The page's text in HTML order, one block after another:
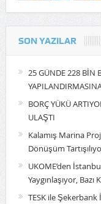
SON YAZILAR
25 GÜNDE 228 BİN
BORÇ YÜKÜ
ULAŞTI
Kalamış Marina
Dönüşüm
UKOME’den
Yaygınlaşıyor,
TESK ile